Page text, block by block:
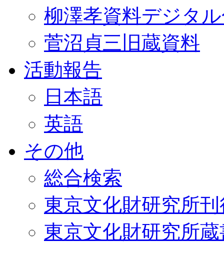
柳澤孝資料デジタ
菅沼貞三旧蔵資料
活動報告
日本語
英語
その他
総合検索
東京文化財研究所
東京文化財研究所